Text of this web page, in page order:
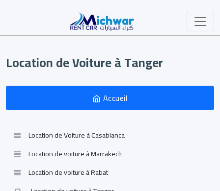
Location de Voiture à Tanger
Accueil
Location de Voiture à Casablanca
Location de voiture à Marrakech
Location de voiture à Rabat